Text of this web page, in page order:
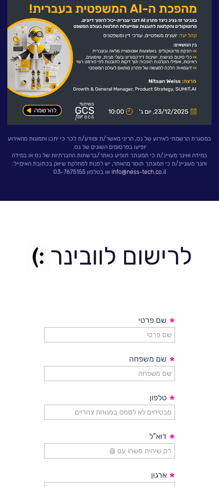
לעבוד בנס
אירועים וכנסים
פודקאסט
נס בכותרות
וובינרים מומלצים
דברו איתנו
במסגרת הרשמתי לאירוע של נס, הריני מאשר/ת ומודע/ת לכך כי יתכן ותמונות מהאירוע
יופיעו בפרסומים השונים של נס.
במידה ואינך מעויינ/ת כי תמונתך תופיע באתר/ברשתות החברתיות של נס או במידה
והנך מעוניינ/ת כי תמונתך תוסר מהאתר, יש לפנות למחלקת שיווק בכתובת האימייל:
info@ness-tech.co.il או בטלפון 03-7675155
לרישום לוובינר
שם פרטי *
שם משפחה *
טלפון *
דוא"ל *
ארגון *